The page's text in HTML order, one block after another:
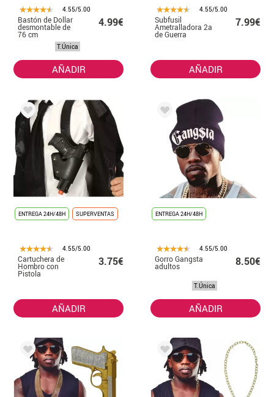
4.55/5.00
Bastón de Dollar
desmontable de
76 cm
4.99€
T.Única
AÑADIR
4.55/5.00
Subfusil
Ametralladora 2a
de Guerra
7.99€
AÑADIR
ENTREGA 24H/48H SUPERVENTAS
4.55/5.00
Cartuchera de
Hombro con
Pistola
3.75€
AÑADIR
ENTREGA 24H/48H
4.55/5.00
Gorro Gangsta
adultos 8.50€
T.Única
AÑADIR